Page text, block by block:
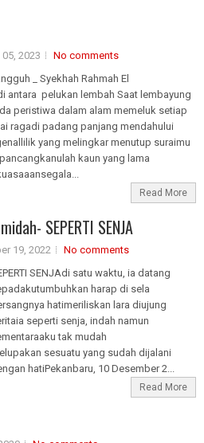
2023
No comments
_ Syekhah Rahmah El
antara pelukan lembah Saat lembayung
peristiwa dalam alam memeluk setiap
ragadi padang panjang mendahului
yang melingkar menutup suraimu
kaun yang lama
Read More
SEPERTI SENJA
19, 2022
No comments
SENJAdi satu waktu, ia datang
harap di sela
hatimeriliskan lara diujung
seperti senja, indah namun
tak mudah
sesuatu yang sudah dijalani
hatiPekanbaru, 10 Desember 2...
Read More